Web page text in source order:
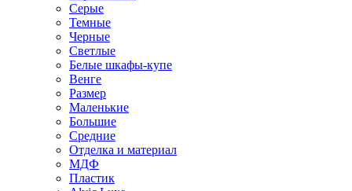
Серые
Темные
Черные
Светлые
Белые шкафы-купе
Венге
Размер
Маленькие
Большие
Средние
Отделка и материал
МДФ
Пластик